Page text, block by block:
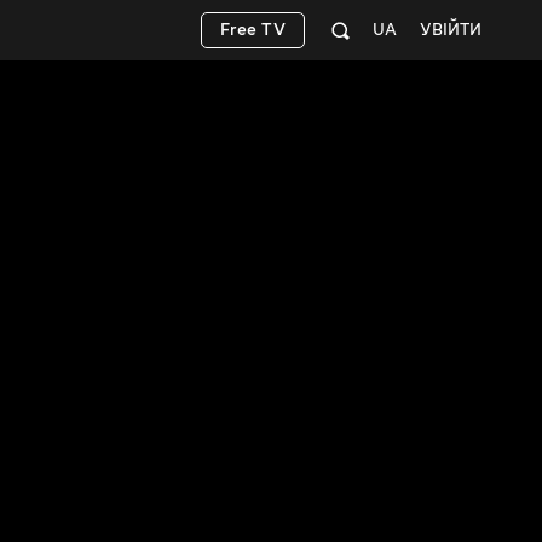
УВІЙТИ
UA
Free TV